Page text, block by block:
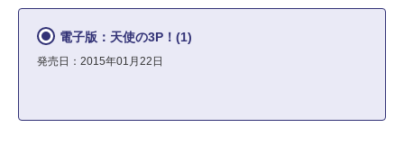
電子版：天使の3P！(1)
発売日：2015年01月22日